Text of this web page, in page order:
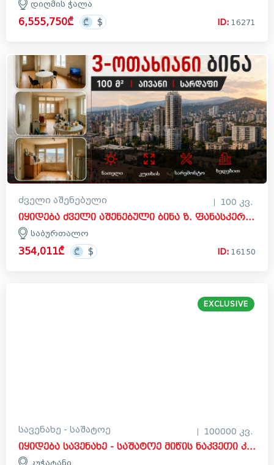
დიღმის ჭალა
6,555,750₾ ID: 16271
ძველი აშენებული 100 კვ.
იყიდება ძველი აშენებული ბინა ზ. ფანასკერტელის ქუჩაზე, საბურთალო
საბურთალო
354,011₾ ID: 16150
EXCLUSIVE
სავენახე - საშატოე 100000 კვ.
იყიდება სავენახე - საშატოე მიწის ნაკვეთი კუჭატანში, ყვარელი
კუჭატანი